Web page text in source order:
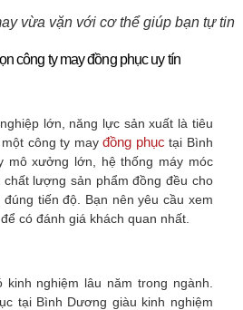
vừa vặn với cơ thể giúp bạn tự tin
công ty may đồng phục uy tín
lớn, năng lực sản xuất là tiêu
công ty mayđồng phục tại Bình
mô xưởng lớn, hệ thống máy móc
lượng sản phẩm đồng đều cho
tiến độ. Bạn nên yêu cầu xem
có đánh giá khách quan nhất.
nghiệm lâu năm trong ngành.
tại Bình Dương giàu kinh nghiệm